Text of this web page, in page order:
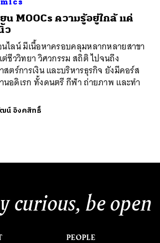
น MOOCs ความรู้อยู่ใกล้ แค่
ว
ไลน์ มีเนื้อหาครอบคลุมหลากหลายสาขา
ชีววิทยา วิศวกรรม สถิติ ไปจนถึง
สตร์การเงิน และบริหารธุรกิจ ยังมีคอร์ส
นอดิเรก ทั้งดนตรี กีฬา ถ่ายภาพ และทำ
น์ อิงคสิทธิ์
curious, be open
PEOPLE